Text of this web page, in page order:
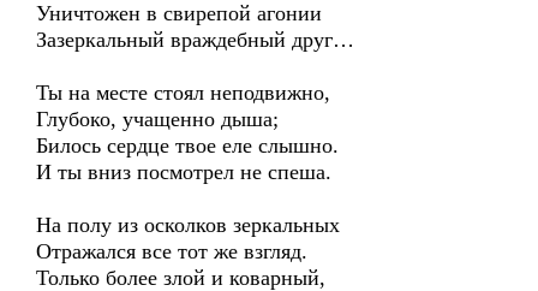
Уничтожен в свирепой агонии
Зазеркальный враждебный друг…
Ты на месте стоял неподвижно,
Глубоко, учащенно дыша;
Билось сердце твое еле слышно.
И ты вниз посмотрел не спеша.
На полу из осколков зеркальных
Отражался все тот же взгляд.
Только более злой и коварный,